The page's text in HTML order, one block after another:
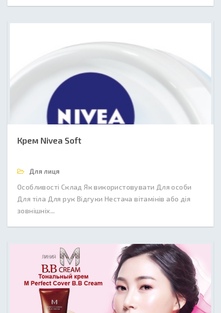
Крем Nivea Soft
Для лиця
Особливості Склад Як використовувати Для особи
Для тіла Для рук Відгуки Нестача вітамінів або дія
зовнішніх...